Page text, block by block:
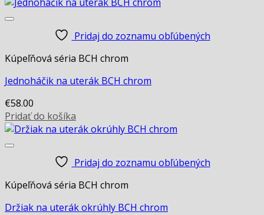
Pridaj do zoznamu obľúbených
Kúpeľňová séria BCH chrom
Jednoháčik na uterák BCH chrom
€58.00
Pridať do košíka
Pridaj do zoznamu obľúbených
Kúpeľňová séria BCH chrom
Držiak na uterák okrúhly BCH chrom